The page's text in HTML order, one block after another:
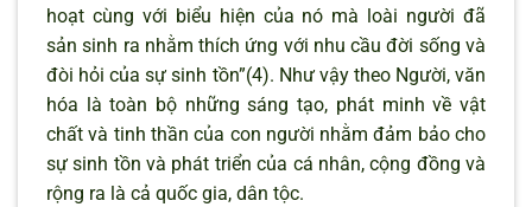
hoạt cùng với biểu hiện của nó mà loài người đã
sản sinh ra nhằm thích ứng với nhu cầu đời sống và
đòi hỏi của sự sinh tồn”(4). Như vậy theo Người, văn
hóa là toàn bộ những sáng tạo, phát minh về vật
chất và tinh thần của con người nhằm đảm bảo cho
sự sinh tồn và phát triển của cá nhân, cộng đồng và
rộng ra là cả quốc gia, dân tộc.